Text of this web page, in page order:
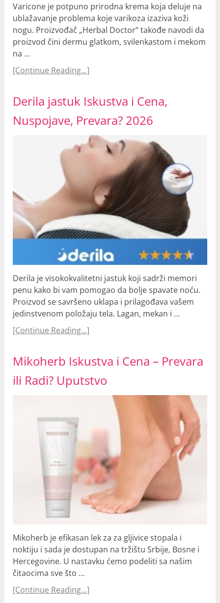
Varicone je potpuno prirodna krema koja deluje na
ublažavanje problema koje varikoza izaziva koži
nogu. Proizvođač „Herbal Doctor“ takođe navodi da
proizvod čini dermu glatkom, svilenkastom i mekom
na …
[Continue Reading...]
Derila jastuk Iskustva i Cena,
Nuspojave, Prevara? 2026
Derila je visokokvalitetni jastuk koji sadrži memori
penu kako bi vam pomogao da bolje spavate noću.
Proizvod se savršeno uklapa i prilagođava vašem
jedinstvenom položaju tela. Lagan, mekan i …
[Continue Reading...]
Mikoherb Iskustva i Cena – Prevara
ili Radi? Uputstvo
Mikoherb je efikasan lek za za gljivice stopala i
noktiju i sada je dostupan na tržištu Srbije, Bosne i
Hercegovine. U nastavku ćemo podeliti sa našim
čitaocima sve što …
[Continue Reading...]